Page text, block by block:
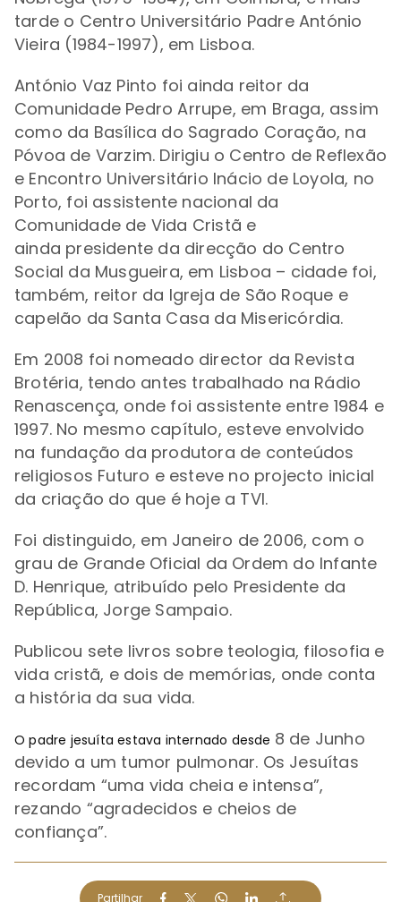
tarde o Centro Universitário Padre António
Vieira (1984-1997), em Lisboa.
António Vaz Pinto foi ainda reitor da
Comunidade Pedro Arrupe, em Braga, assim
como da Basílica do Sagrado Coração, na
Póvoa de Varzim. Dirigiu o Centro de Reflexão
e Encontro Universitário Inácio de Loyola, no
Porto, foi assistente nacional da
Comunidade de Vida Cristã e
ainda presidente da direcção do Centro
Social da Musgueira, em Lisboa – cidade foi,
também, reitor da Igreja de São Roque e
capelão da Santa Casa da Misericórdia.
Em 2008 foi nomeado director da Revista
Brotéria, tendo antes trabalhado na Rádio
Renascença, onde foi assistente entre 1984 e
1997. No mesmo capítulo, esteve envolvido
na fundação da produtora de conteúdos
religiosos Futuro e esteve no projecto inicial
da criação do que é hoje a TVI.
Foi distinguido, em Janeiro de 2006, com o
grau de Grande Oficial da Ordem do Infante
D. Henrique, atribuído pelo Presidente da
República, Jorge Sampaio.
Publicou sete livros sobre teologia, filosofia e
vida cristã, e dois de memórias, onde conta
a história da sua vida.
O padre jesuíta estava internado desde 8 de Junho
devido a um tumor pulmonar. Os Jesuítas
recordam “uma vida cheia e intensa”,
rezando “agradecidos e cheios de
confiança”.
Partilhar